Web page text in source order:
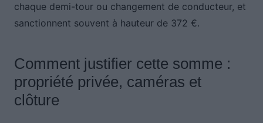
chaque demi-tour ou changement de conducteur, et
sanctionnent souvent à hauteur de 372 €.
Comment justifier cette somme :
propriété privée, caméras et
clôture